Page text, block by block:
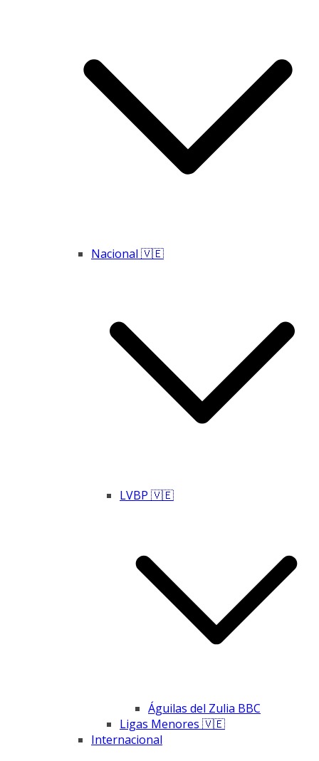
Nacional 🇻🇪
LVBP 🇻🇪
Águilas del Zulia BBC
Ligas Menores 🇻🇪
Internacional